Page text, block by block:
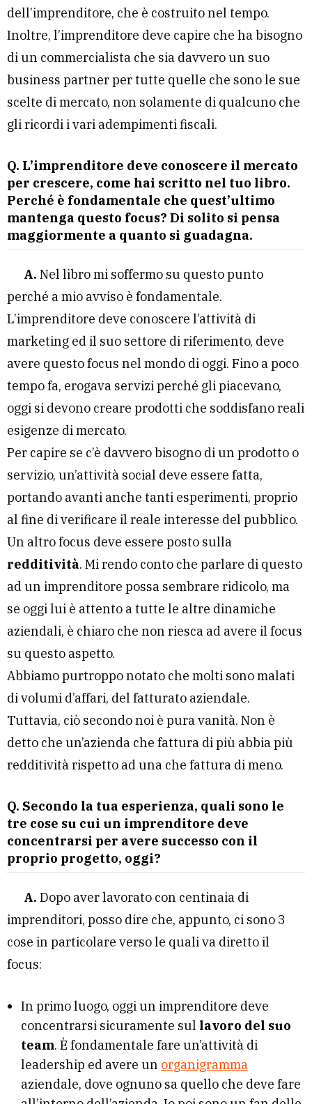
dell’imprenditore, che è costruito nel tempo.
Inoltre, l’imprenditore deve capire che ha bisogno
di un commercialista che sia davvero un suo
business partner per tutte quelle che sono le sue
scelte di mercato, non solamente di qualcuno che
gli ricordi i vari adempimenti fiscali.
Q. L’imprenditore deve conoscere il mercato
per crescere, come hai scritto nel tuo libro.
Perché è fondamentale che quest’ultimo
mantenga questo focus? Di solito si pensa
maggiormente a quanto si guadagna.
A. Nel libro mi soffermo su questo punto
perché a mio avviso è fondamentale.
L’imprenditore deve conoscere l’attività di
marketing ed il suo settore di riferimento, deve
avere questo focus nel mondo di oggi. Fino a poco
tempo fa, erogava servizi perché gli piacevano,
oggi si devono creare prodotti che soddisfano reali
esigenze di mercato.
Per capire se c’è davvero bisogno di un prodotto o
servizio, un’attività social deve essere fatta,
portando avanti anche tanti esperimenti, proprio
al fine di verificare il reale interesse del pubblico.
Un altro focus deve essere posto sulla
redditività. Mi rendo conto che parlare di questo
ad un imprenditore possa sembrare ridicolo, ma
se oggi lui è attento a tutte le altre dinamiche
aziendali, è chiaro che non riesca ad avere il focus
su questo aspetto.
Abbiamo purtroppo notato che molti sono malati
di volumi d’affari, del fatturato aziendale.
Tuttavia, ciò secondo noi è pura vanità. Non è
detto che un’azienda che fattura di più abbia più
redditività rispetto ad una che fattura di meno.
Q. Secondo la tua esperienza, quali sono le
tre cose su cui un imprenditore deve
concentrarsi per avere successo con il
proprio progetto, oggi?
A. Dopo aver lavorato con centinaia di
imprenditori, posso dire che, appunto, ci sono 3
cose in particolare verso le quali va diretto il
focus:
In primo luogo, oggi un imprenditore deve
concentrarsi sicuramente sul lavoro del suo
team. È fondamentale fare un’attività di
leadership ed avere un organigramma
aziendale, dove ognuno sa quello che deve fare